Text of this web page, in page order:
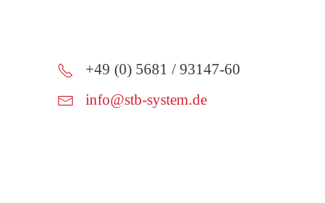
+49 (0) 5681 / 93147-60
info@stb-system.de